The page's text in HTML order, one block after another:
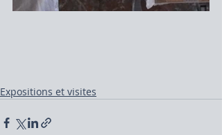
Expositions et visites